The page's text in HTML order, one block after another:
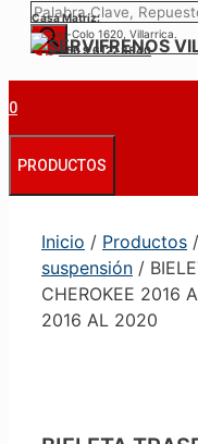
Casa Matríz:
Colo-Colo 1620, Villarrica.
+56 9 6122 3840
0
PRODUCTOS
Inicio / Productos /
suspensión /
CHEROKEE 2016
2016 AL 2020